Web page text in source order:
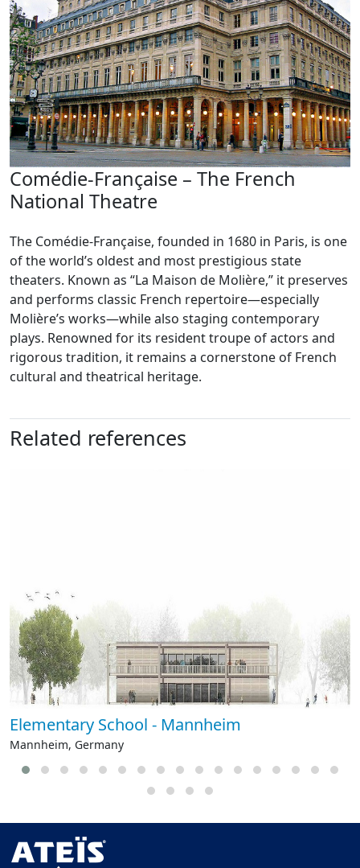
Comédie-Française – The French
National Theatre
The Comédie-Française, founded in 1680 in Paris, is one
of the world’s oldest and most prestigious state
theaters. Known as “La Maison de Molière,” it preserves
and performs classic French repertoire—especially
Molière’s works—while also staging contemporary
plays. Renowned for its resident troupe of actors and
rigorous tradition, it remains a cornerstone of French
cultural and theatrical heritage.
Related references
Elementary School - Mannheim
Mannheim, Germany